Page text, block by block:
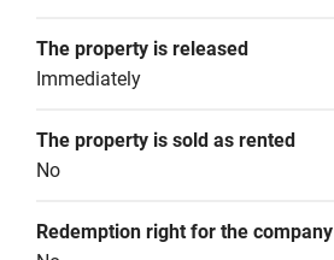
The property is released
Immediately
The property is sold as rented
No
Redemption right for the company